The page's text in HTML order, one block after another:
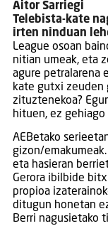
Aitor Sarriegi
Telebista-kate
irten ninduan
League osoan
nitian umeak, eta
agure petralarena
kate gutxi zeuden
zituztenekoa?
hituen, ez
AEBetako
gizon/
eta hasieran
Gerora ibilbide
propioa
ditugun honetan
Berri nagusietako